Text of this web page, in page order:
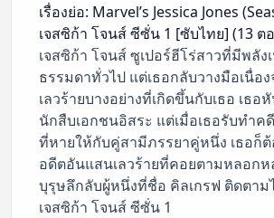
เรื่องย่อ: Marvel’s Jessica Jones
เจสซิก้า โจนส์ ซีซั่น 1 [ซับไทย] (13 ต
เจสซิก้า โจนส์ ซูเปอร์ฮีโร่สาวที่มีพลั
ธรรมดาทั่วไป แต่เธอกลับวางมือเนื่อ
เลวร้ายบางอย่างที่เกิดขึ้นกับเธอ เธอ
นักสืบเอกชนอิสระ แต่เมื่อเธอรับทำค
ที่หายให้กับคู่สามีภรรยาคู่หนึ่ง เธอก็
อดีตอันแสนเลวร้ายที่คอยตามหลอกห
บุรุษลึกลับผู้หนึ่งที่ชื่อ คิลเกรฟ ติดตาม
เจสซิก้า โจนส์ ซีซั่น 1